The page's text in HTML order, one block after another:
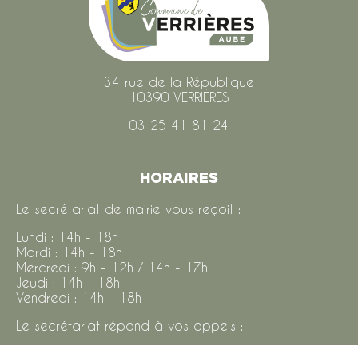
34 rue de la République
10390 VERRIÈRES
03 25 41 81 24
HORAIRES
Le secrétariat de mairie vous reçoit :
Lundi : 14h - 18h
Mardi : 14h - 18h
Mercredi : 9h - 12h / 14h - 17h
Jeudi : 14h - 18h
Vendredi : 14h - 18h
Le secrétariat répond à vos appels :